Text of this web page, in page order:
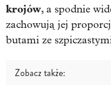
krojów, a spodnie
zachowują jej
butami ze
Zobacz także: